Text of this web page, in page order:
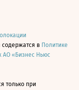
содержатся в Политике
АО «Бизнес Ньюс
только при